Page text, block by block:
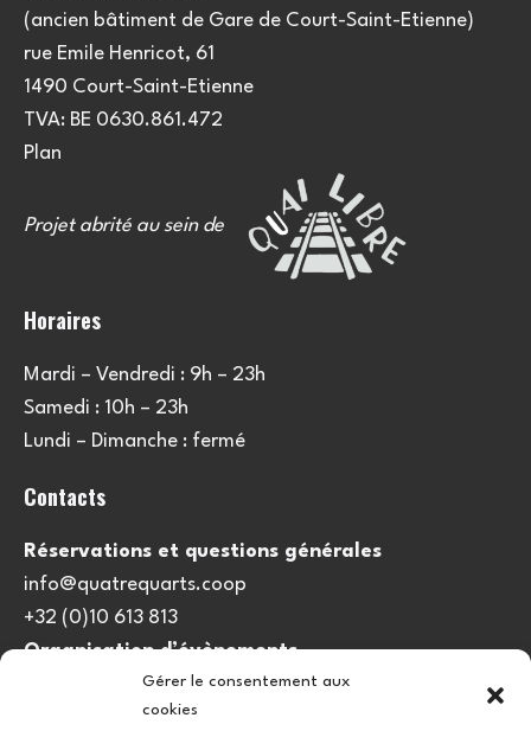
Gérer le consentement aux
cookies
(ancien bâtiment de Gare de Court-Saint-Etienne)
rue Emile Henricot, 61
1490 Court-Saint-Etienne
TVA: BE 0630.861.472
Plan
Projet abrité au sein de
Horaires
Mardi – Vendredi : 9h – 23h
Samedi : 10h – 23h
Lundi – Dimanche : fermé
Contacts
Réservations et questions générales
info@quatrequarts.coop
+32 (0)10 613 813
Organisation d’évènements
viedulieu@quatrequarts.coop